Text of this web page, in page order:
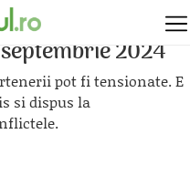
2024
pot fi tensionate. E
si dispus la